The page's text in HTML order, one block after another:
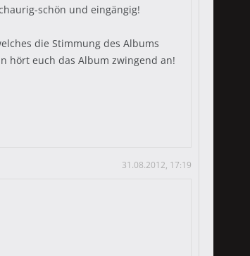
schön und eingängig!
die Stimmung des Albums
hört euch das Album zwingend an!
31.08.2012, 17:19